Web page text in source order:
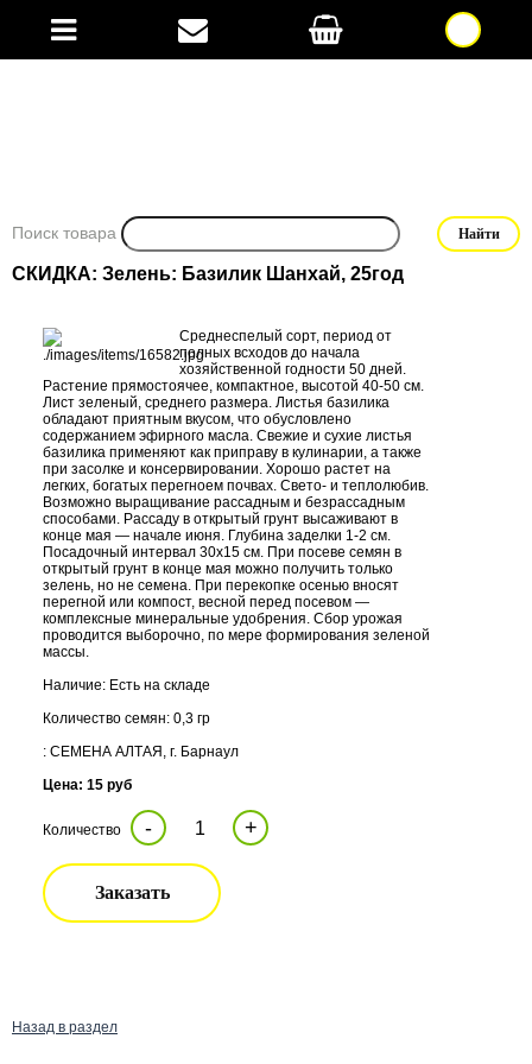
Поиск товара
СКИДКА: Зелень: Базилик Шанхай, 25год
Среднеспелый сорт, период от
полных всходов до начала
хозяйственной годности 50 дней.
Растение прямостоячее, компактное, высотой 40-50 см.
Лист зеленый, среднего размера. Листья базилика
обладают приятным вкусом, что обусловлено
содержанием эфирного масла. Свежие и сухие листья
базилика применяют как приправу в кулинарии, а также
при засолке и консервировании. Хорошо растет на
легких, богатых перегноем почвах. Свето- и теплолюбив.
Возможно выращивание рассадным и безрассадным
способами. Рассаду в открытый грунт высаживают в
конце мая — начале июня. Глубина заделки 1-2 см.
Посадочный интервал 30х15 см. При посеве семян в
открытый грунт в конце мая можно получить только
зелень, но не семена. При перекопке осенью вносят
перегной или компост, весной перед посевом —
комплексные минеральные удобрения. Сбор урожая
проводится выборочно, по мере формирования зеленой
массы.
Наличие: Есть на складе
Количество семян: 0,3 гр
: СЕМЕНА АЛТАЯ, г. Барнаул
Цена: 15 руб
Количество - +
Заказать
Назад в раздел